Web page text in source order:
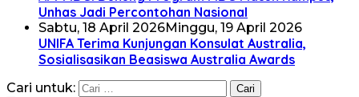
Unhas Jadi Percontohan Nasional
Sabtu, 18 April 2026Minggu, 19 April 2026
UNIFA Terima Kunjungan Konsulat Australia,
Sosialisasikan Beasiswa Australia Awards
Cari untuk: